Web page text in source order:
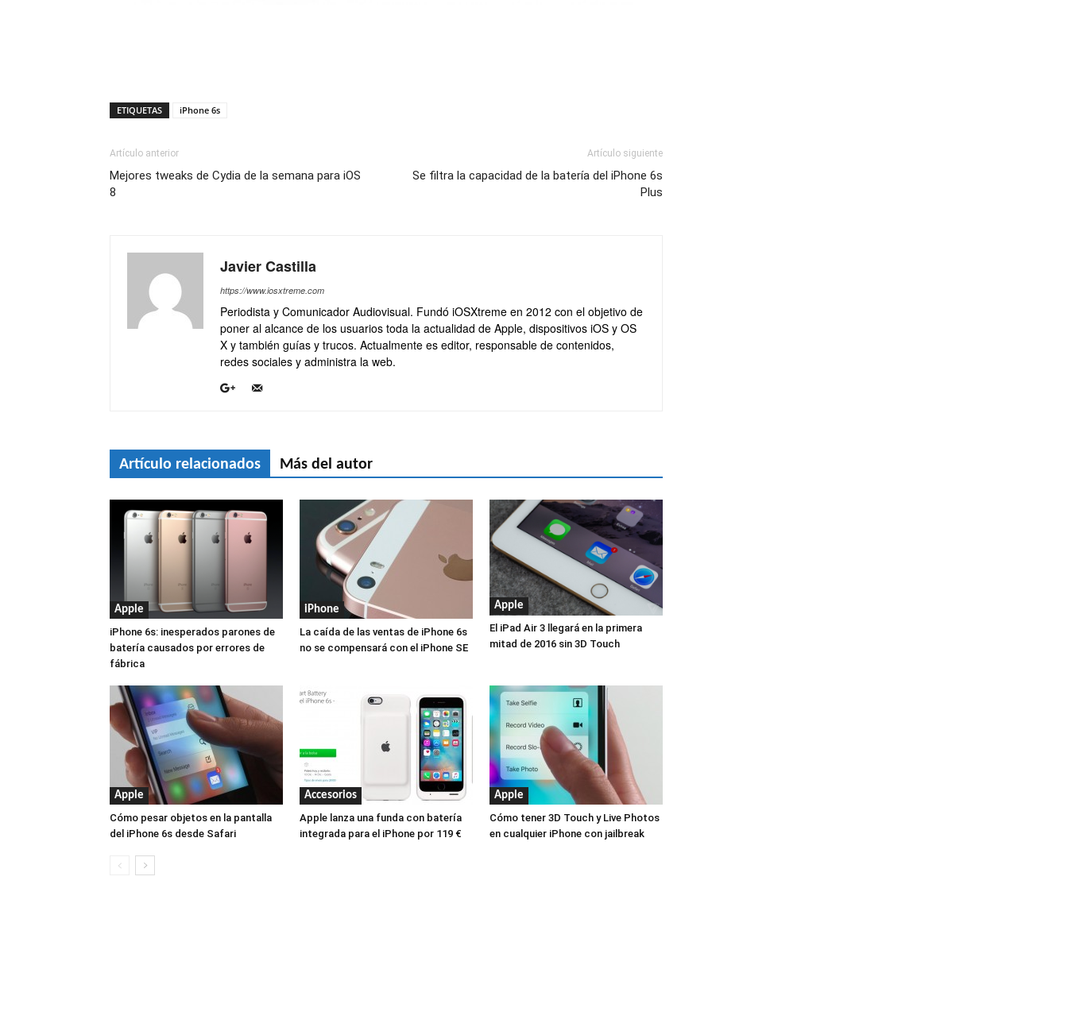
ETIQUETAS iPhone 6s
Artículo anterior
Mejores tweaks de Cydia de la semana para iOS
8
Artículo siguiente
Se filtra la capacidad de la batería del iPhone 6s
Plus
Javier Castilla
https://www.iosxtreme.com
Periodista y Comunicador Audiovisual. Fundó iOSXtreme en 2012 con el objetivo de
poner al alcance de los usuarios toda la actualidad de Apple, dispositivos iOS y OS
X y también guías y trucos. Actualmente es editor, responsable de contenidos,
redes sociales y administra la web.
Artículo relacionados Más del autor
Apple
iPhone 6s: inesperados parones de
batería causados por errores de
fábrica
iPhone
La caída de las ventas de iPhone 6s
no se compensará con el iPhone SE
Apple
El iPad Air 3 llegará en la primera
mitad de 2016 sin 3D Touch
Apple
Cómo pesar objetos en la pantalla
del iPhone 6s desde Safari
Accesorios
Apple lanza una funda con batería
integrada para el iPhone por 119 €
Apple
Cómo tener 3D Touch y Live Photos
en cualquier iPhone con jailbreak